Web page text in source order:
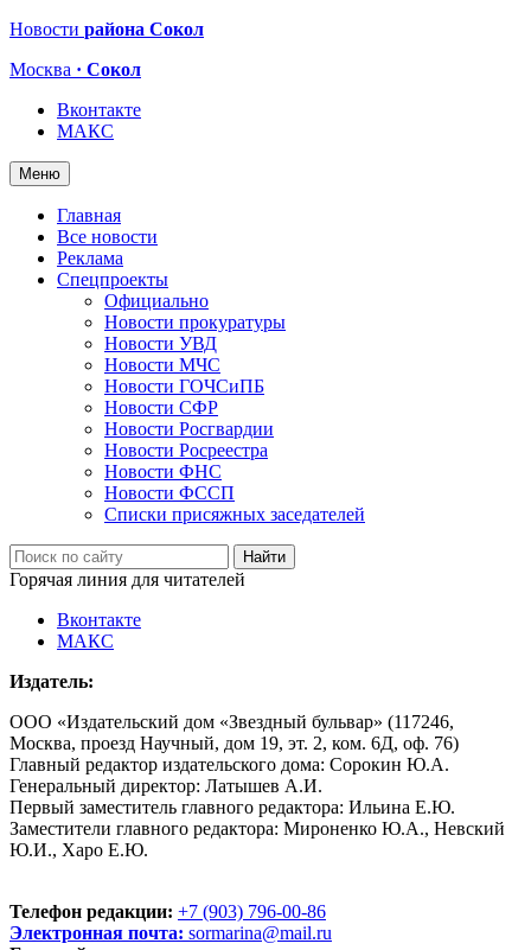
Новости района Сокол
Москва · Сокол
Вконтакте
МАКС
Меню
Главная
Все новости
Реклама
Спецпроекты
Официально
Новости прокуратуры
Новости УВД
Новости МЧС
Новости ГОЧСиПБ
Новости СФР
Новости Росгвардии
Новости Росреестра
Новости ФНС
Новости ФССП
Списки присяжных заседателей
Горячая линия для читателей
Вконтакте
МАКС
Издатель:
ООО «Издательский дом «Звездный бульвар» (117246,
Москва, проезд Научный, дом 19, эт. 2, ком. 6Д, оф. 76)
Главный редактор издательского дома: Сорокин Ю.А.
Генеральный директор: Латышев А.И.
Первый заместитель главного редактора: Ильина Е.Ю.
Заместители главного редактора: Мироненко Ю.А., Невский
Ю.И., Харо Е.Ю.
Телефон редакции: +7 (903) 796-00-86
Электронная почта: sormarina@mail.ru